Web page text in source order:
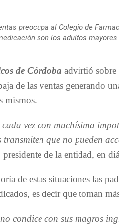
preocupa al Colegio de
son los adultos mayores
de Córdoba advirtió sobre
de las ventas generando
mismos.
vez con muchísima
transmiten que no pueden
presidente de la entidad, en
de estas situaciones las
es decir que toman
condice con sus magros